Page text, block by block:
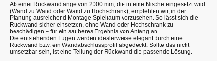
Ab einer Rückwandlänge von 2000 mm, die in eine Nische eingesetzt wird
(Wand zu Wand oder Wand zu Hochschrank), empfehlen wir, in der
Planung ausreichend Montage-Spielraum vorzusehen. So lässt sich die
Rückwand sicher einsetzen, ohne Wand oder Hochschrank zu
beschädigen – für ein sauberes Ergebnis von Anfang an.
Die entstehenden Fugen werden idealerweise elegant durch eine
Rückwand bzw. ein Wandabschlussprofil abgedeckt. Sollte das nicht
umsetzbar sein, ist eine Teilung der Rückwand die passende Lösung.